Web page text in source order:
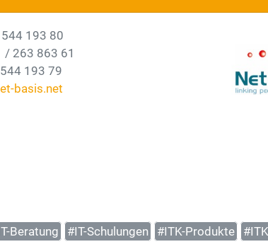
193 80
/ 263 863 61
193 79
basis.net
Beratung #IT-Schulungen #ITK-Produkte